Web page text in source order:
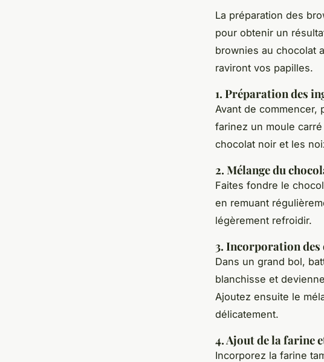
La préparation des
pour obtenir un
brownies au chocolat
raviront vos papilles.
1. Préparation des
Avant de commencer,
farinez un moule
chocolat noir et les
2. Mélange du
Faites fondre le
en remuant
légèrement refroidir.
3. Incorporation
Dans un grand bol,
blanchisse et
Ajoutez ensuite le
délicatement.
4. Ajout de la farine
Incorporez la farine